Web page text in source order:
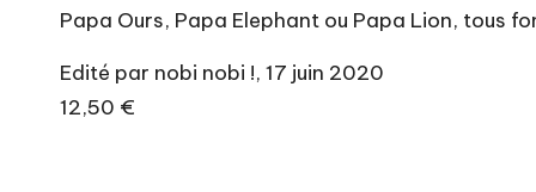
Papa Ours, Papa Elephant ou Papa Lion, tous
Edité par nobi nobi !, 17 juin 2020
12,50 €